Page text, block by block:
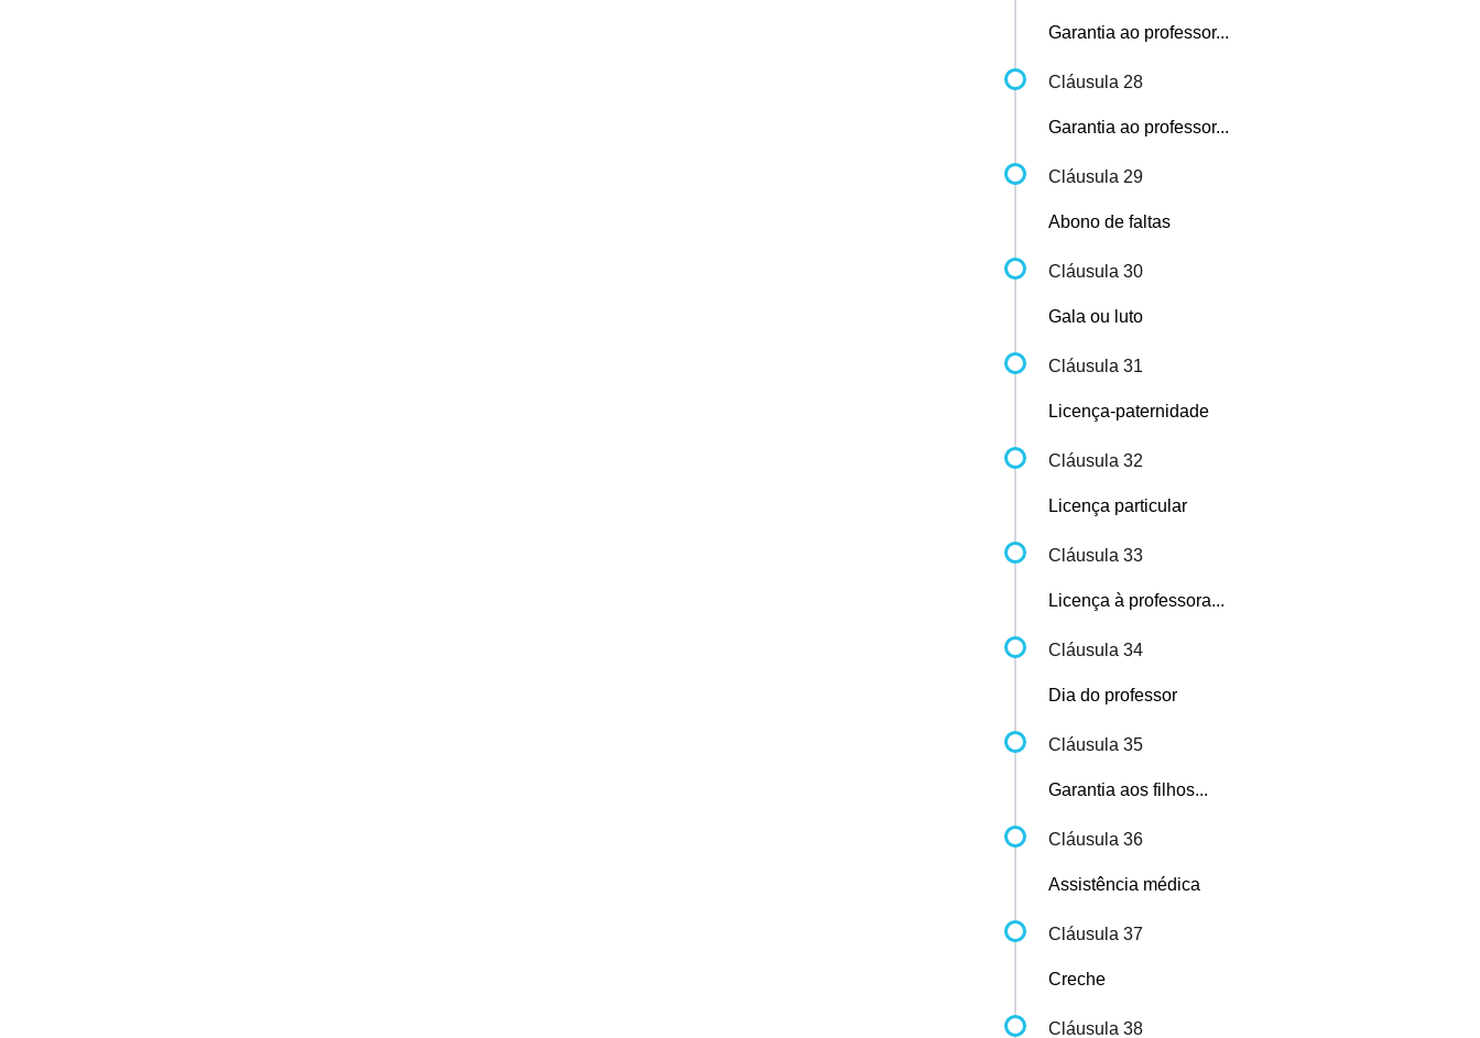
Garantia ao professor...
Cláusula 28
Garantia ao professor...
Cláusula 29
Abono de faltas
Cláusula 30
Gala ou luto
Cláusula 31
Licença-paternidade
Cláusula 32
Licença particular
Cláusula 33
Licença à professora...
Cláusula 34
Dia do professor
Cláusula 35
Garantia aos filhos...
Cláusula 36
Assistência médica
Cláusula 37
Creche
Cláusula 38